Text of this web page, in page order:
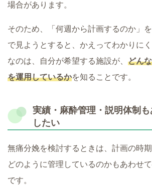
場合があります。
そのため、「何週から計画するのか」
で見ようとすると、かえってわかりに
なのは、自分が希望する施設が、 どん
を運用しているかを知ることです。
実績・麻酔管理・説明体制
したい
無痛分娩を検討するときは、計画の時
どのように管理しているのかもあわせ
です。